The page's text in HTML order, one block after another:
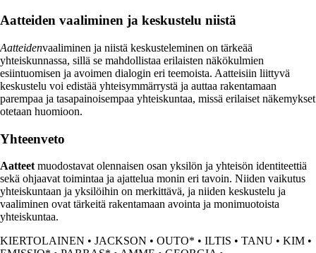
Aatteiden vaaliminen ja keskustelu niistä
Aatteidenvaaliminen ja niistä keskusteleminen on tärkeää
yhteiskunnassa, sillä se mahdollistaa erilaisten näkökulmien
esiintuomisen ja avoimen dialogin eri teemoista. Aatteisiin liittyvä
keskustelu voi edistää yhteisymmärrystä ja auttaa rakentamaan
parempaa ja tasapainoisempaa yhteiskuntaa, missä erilaiset näkemykset
otetaan huomioon.
Yhteenveto
Aatteetmuodostavat olennaisen osan yksilön ja yhteisön identiteettiä
sekä ohjaavat toimintaa ja ajattelua monin eri tavoin. Niiden vaikutus
yhteiskuntaan ja yksilöihin on merkittävä, ja niiden keskustelu ja
vaaliminen ovat tärkeitä rakentamaan avointa ja monimuotoista
yhteiskuntaa.
KIERTOLAINEN • JACKSON • OUTO* • ILTIS • TANU • KIM •